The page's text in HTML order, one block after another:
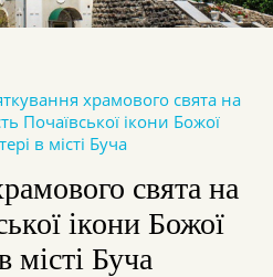
храмового свята на
Почаївської ікони Божої
в місті Буча
свята на
ікони Божої
місті Буча